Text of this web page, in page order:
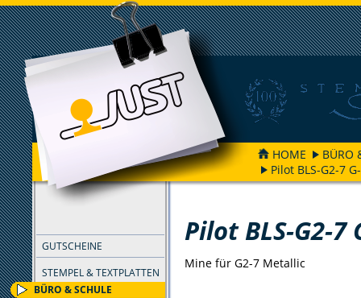
HOME
BÜRO
Pilot BLS-G2-7
GUTSCHEINE
STEMPEL & TEXTPLATTEN
BÜRO & SCHULE
FILTER
Pilot BLS-G2-7
Mine für G2-7 Metallic